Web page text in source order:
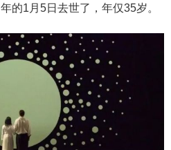
1月5日去世了，年仅35岁。